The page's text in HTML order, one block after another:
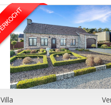
Villa